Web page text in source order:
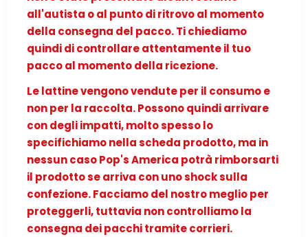
all'autista o al punto di ritrovo al momento
della consegna del pacco. Ti chiediamo
quindi di controllare attentamente il tuo
pacco al momento della ricezione.
Le lattine vengono vendute per il consumo e
non per la raccolta. Possono quindi arrivare
con degli impatti, molto spesso lo
specifichiamo nella scheda prodotto, ma in
nessun caso Pop's America potrà rimborsarti
il prodotto se arriva con uno shock sulla
confezione. Facciamo del nostro meglio per
proteggerli, tuttavia non controlliamo la
consegna dei pacchi tramite corrieri.